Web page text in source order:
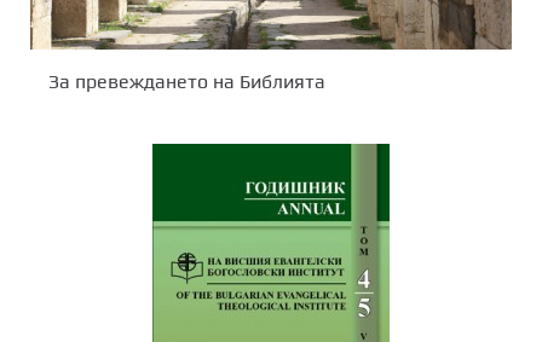
За превеждането на Библията